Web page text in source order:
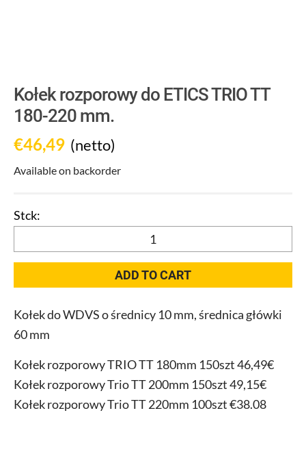
Kołek rozporowy do ETICS TRIO TT
180-220 mm.
€46,49 (netto)
Available on backorder
rozporowy
ETICS
TT
180-
mm.
quantity
ADD TO CART
Kołek do WDVS o średnicy 10 mm, średnica główki
60 mm
Kołek rozporowy TRIO TT 180mm 150szt 46,49€
Kołek rozporowy Trio TT 200mm 150szt 49,15€
Kołek rozporowy Trio TT 220mm 100szt €38.08